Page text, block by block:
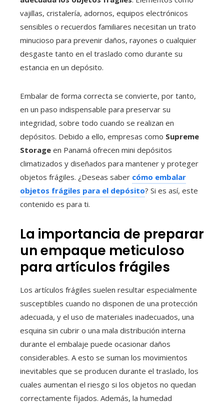
vajillas, cristalería, adornos, equipos electrónicos
sensibles o recuerdos familiares necesitan un trato
minucioso para prevenir daños, rayones o cualquier
desgaste tanto en el traslado como durante su
estancia en un depósito.
Embalar de forma correcta se convierte, por tanto,
en un paso indispensable para preservar su
integridad, sobre todo cuando se realizan en
depósitos. Debido a ello, empresas como Supreme
Storage en Panamá ofrecen mini depósitos
climatizados y diseñados para mantener y proteger
objetos frágiles. ¿Deseas saber cómo embalar
objetos frágiles para el depósito? Si es así, este
contenido es para ti.
La importancia de preparar
un empaque meticuloso
para artículos frágiles
Los artículos frágiles suelen resultar especialmente
susceptibles cuando no disponen de una protección
adecuada, y el uso de materiales inadecuados, una
esquina sin cubrir o una mala distribución interna
durante el embalaje puede ocasionar daños
considerables. A esto se suman los movimientos
inevitables que se producen durante el traslado, los
cuales aumentan el riesgo si los objetos no quedan
correctamente fijados. Además, la humedad